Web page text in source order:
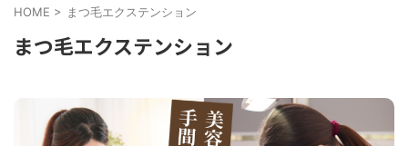
HOME > まつ毛エクステンション
まつ毛エクステンション